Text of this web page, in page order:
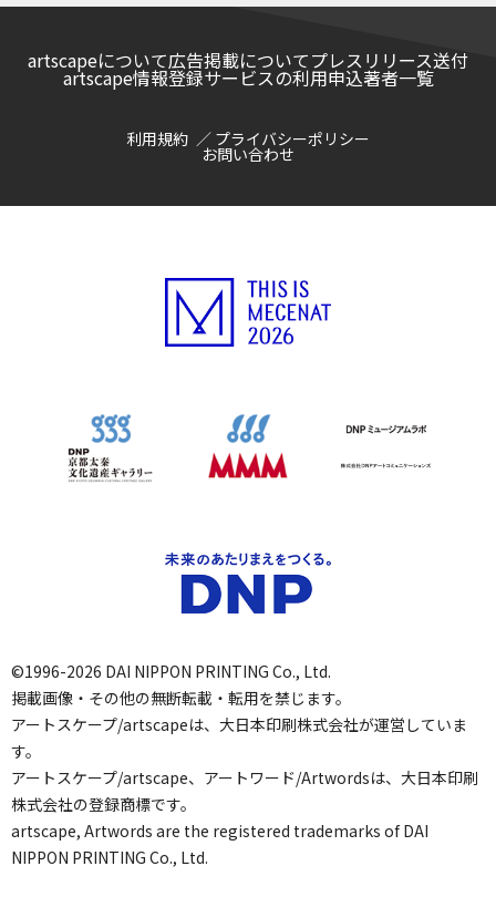
artscapeについて広告掲載についてプレスリリース送付
artscape情報登録サービスの利用申込著者一覧
利用規約 プライバシーポリシー
お問い合わせ
©1996-2026 DAI NIPPON PRINTING Co., Ltd.
掲載画像・その他の無断転載・転用を禁じます。
アートスケープ/artscapeは、大日本印刷株式会社が運営していま
す。
アートスケープ/artscape、アートワード/Artwordsは、大日本印刷
株式会社の登録商標です。
artscape, Artwords are the registered trademarks of DAI
NIPPON PRINTING Co., Ltd.